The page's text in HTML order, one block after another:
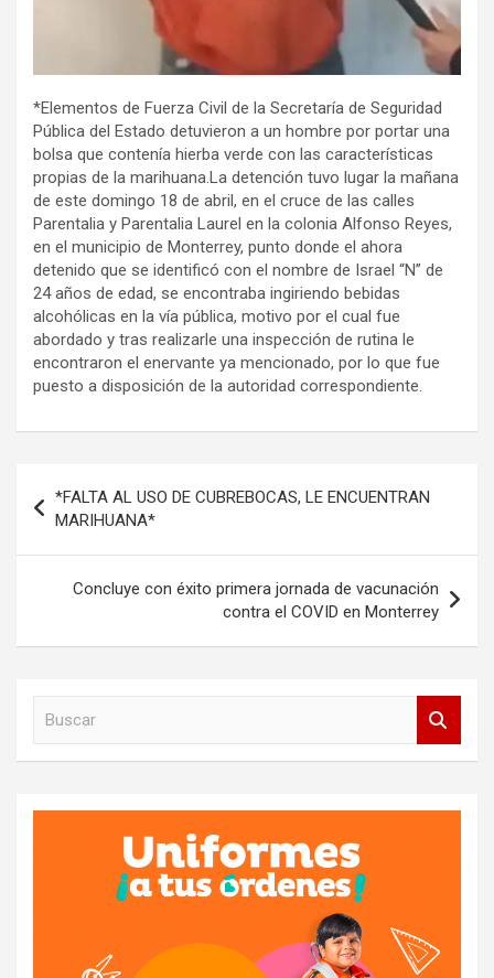
*Elementos de Fuerza Civil de la Secretaría de Seguridad
Pública del Estado detuvieron a un hombre por portar una
bolsa que contenía hierba verde con las características
propias de la marihuana.La detención tuvo lugar la mañana
de este domingo 18 de abril, en el cruce de las calles
Parentalia y Parentalia Laurel en la colonia Alfonso Reyes,
en el municipio de Monterrey, punto donde el ahora
detenido que se identificó con el nombre de Israel “N” de
24 años de edad, se encontraba ingiriendo bebidas
alcohólicas en la vía pública, motivo por el cual fue
abordado y tras realizarle una inspección de rutina le
encontraron el enervante ya mencionado, por lo que fue
puesto a disposición de la autoridad correspondiente.
de
entradas
*FALTA AL USO DE CUBREBOCAS, LE ENCUENTRAN
MARIHUANA*
Concluye con éxito primera jornada de vacunación
contra el COVID en Monterrey